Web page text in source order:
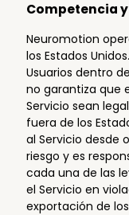
Competencia
Neuromotion
los Estados
Usuarios dentro
no garantiza que
Servicio sean
fuera de los
al Servicio desde
riesgo y es
cada una de las
el Servicio en
exportación de